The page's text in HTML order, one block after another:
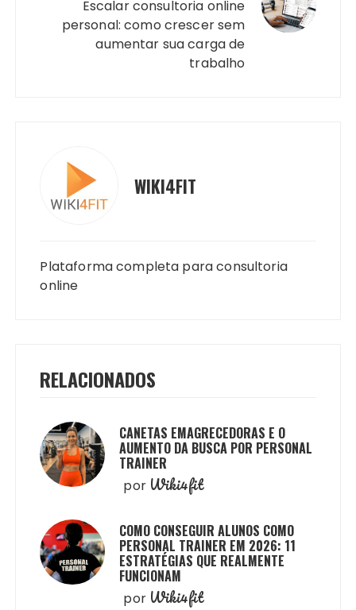
Escalar consultoria online
personal: como crescer sem
aumentar sua carga de
trabalho
WIKI4FIT
Plataforma completa para consultoria
online
RELACIONADOS
CANETAS EMAGRECEDORAS E O
AUMENTO DA BUSCA POR PERSONAL
TRAINER
por Wiki4fit
COMO CONSEGUIR ALUNOS COMO
PERSONAL TRAINER EM 2026: 11
ESTRATÉGIAS QUE REALMENTE
FUNCIONAM
por Wiki4fit